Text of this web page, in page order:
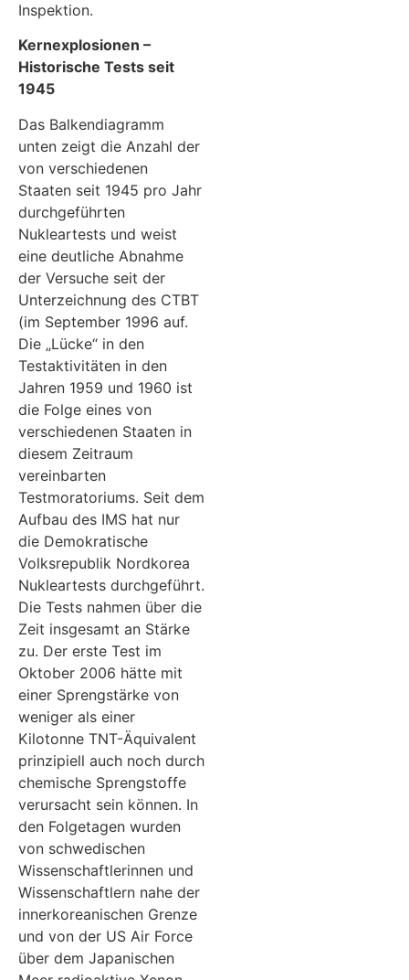
Inspektion.
Kernexplosionen –
Historische Tests seit
1945
Das Balkendiagramm
unten zeigt die Anzahl der
von verschiedenen
Staaten seit 1945 pro Jahr
durchgeführten
Nukleartests und weist
eine deutliche Abnahme
der Versuche seit der
Unterzeichnung des CTBT
(im September 1996 auf.
Die „Lücke“ in den
Testaktivitäten in den
Jahren 1959 und 1960 ist
die Folge eines von
verschiedenen Staaten in
diesem Zeitraum
vereinbarten
Testmoratoriums. Seit dem
Aufbau des IMS hat nur
die Demokratische
Volksrepublik Nordkorea
Nukleartests durchgeführt.
Die Tests nahmen über die
Zeit insgesamt an Stärke
zu. Der erste Test im
Oktober 2006 hätte mit
einer Sprengstärke von
weniger als einer
Kilotonne TNT-Äquivalent
prinzipiell auch noch durch
chemische Sprengstoffe
verursacht sein können. In
den Folgetagen wurden
von schwedischen
Wissenschaftlerinnen und
Wissenschaftlern nahe der
innerkoreanischen Grenze
und von der US Air Force
über dem Japanischen